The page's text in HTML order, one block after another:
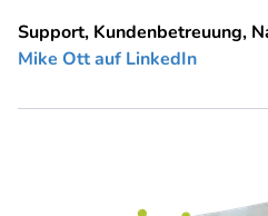
Support, Kundenbetreuung,
Mike Ott auf LinkedIn